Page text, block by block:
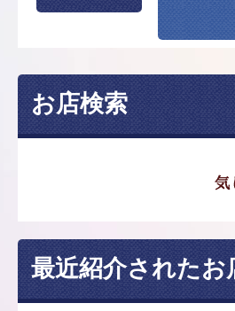
お店検索
最近紹介されたお